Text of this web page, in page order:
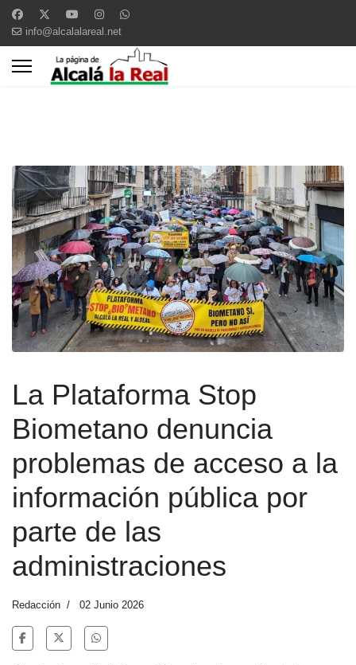
info@alcalalareal.net
La Plataforma Stop
Biometano denuncia
problemas de acceso a la
información pública por
parte de las
administraciones
Redacción 02 Junio 2026